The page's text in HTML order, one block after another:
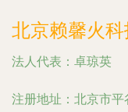
北京赖馨火科
法人代表： 卓琼英
注册地址： 北京市平